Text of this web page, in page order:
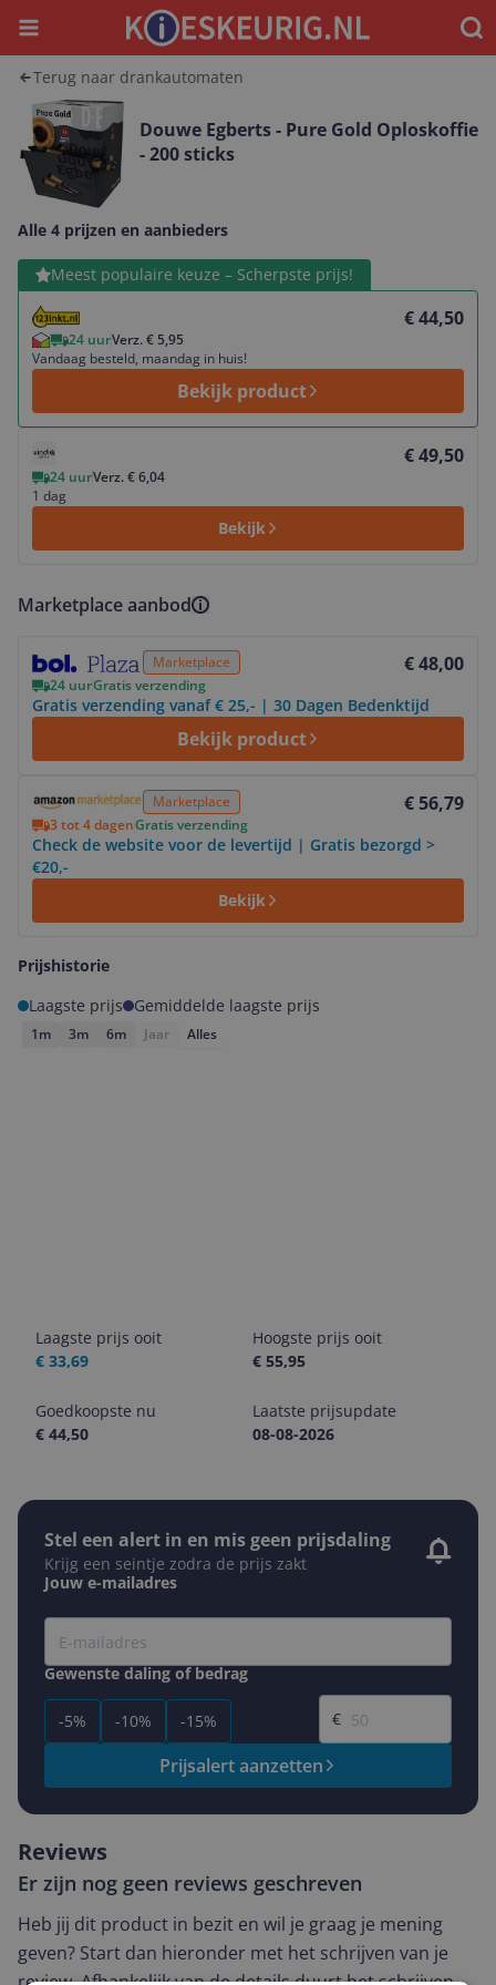
Menu
Terug naar drankautomaten
Douwe Egberts - Pure Gold Oploskoffie
- 200 sticks
Alle 4 prijzen en aanbieders
Meest populaire keuze – Scherpste prijs!
€ 44,50
24 uurVerz. € 5,95
Vandaag besteld, maandag in huis!
Bekijk product
Bekijk product
€ 49,50
24 uurVerz. € 6,04
1 dag
Bekijk
Marketplace aanbod
Marketplace € 48,00
24 uurGratis verzending
Gratis verzending vanaf € 25,- | 30 Dagen Bedenktijd
Bekijk product
Marketplace € 56,79
3 tot 4 dagenGratis verzending
Check de website voor de levertijd | Gratis bezorgd >
€20,-
Bekijk
Prijshistorie
Laagste prijs
Gemiddelde laagste prijs
1m 3m 6m Jaar Alles
Laagste prijs ooit
€ 33,69
Hoogste prijs ooit
€ 55,95
Goedkoopste nu
€ 44,50
Laatste prijsupdate
08-08-2026
Stel een alert in en mis geen prijsdaling
Krijg een seintje zodra de prijs zakt
Jouw e-mailadres
Gewenste daling of bedrag
-5% -10% -15%
Gewenste prijs
€
Prijsalert aanzetten
Reviews
Er zijn nog geen reviews geschreven
Heb jij dit product in bezit en wil je graag je mening
geven? Start dan hieronder met het schrijven van je